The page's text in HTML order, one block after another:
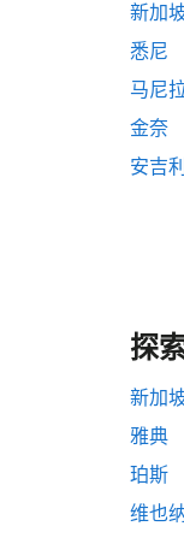
新加
悉尼
马尼
金奈
安吉
探
新加
雅典
珀斯
维也